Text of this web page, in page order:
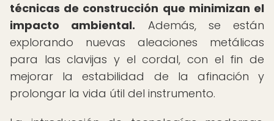
técnicas de construcción que minimizan el
impacto ambiental. Además, se están
explorando nuevas aleaciones metálicas
para las clavijas y el cordal, con el fin de
mejorar la estabilidad de la afinación y
prolongar la vida útil del instrumento.